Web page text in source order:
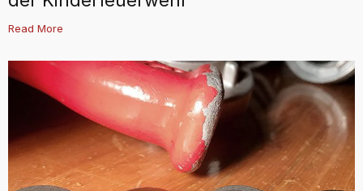
Read More